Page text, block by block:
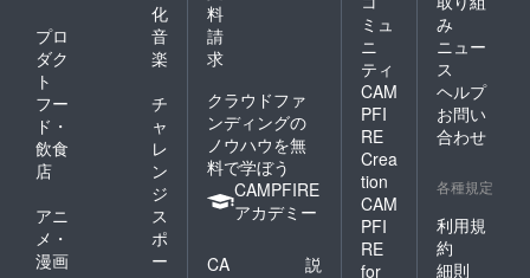
ですの
で、ど
うして
も土や
虫が紛
れる場
合が御
座いま
大限取
り除く
努力は
します
が、万
が一の
い！
https://
www.fa
cebook.
com/gr
oups/28
538583
85/?
化
プロ
ダク
ト
音
楽
フー
ド・
飲食
店
チ
ャ
レ
ン
ジ
アニ
メ・
漫画
ス
ポ
ー
料
請
求
クラウドファ
ンディングの
ノウハウを無
料で学ぼう
CAMPFIRE
アカデミー
CA
説
ミュ
ニ
ティ
CAM
PFI
RE
Crea
tion
CAM
PFI
RE
for
み
ニュー
ス
ヘルプ
お問い
合わせ
各種規定
利用規
約
細則